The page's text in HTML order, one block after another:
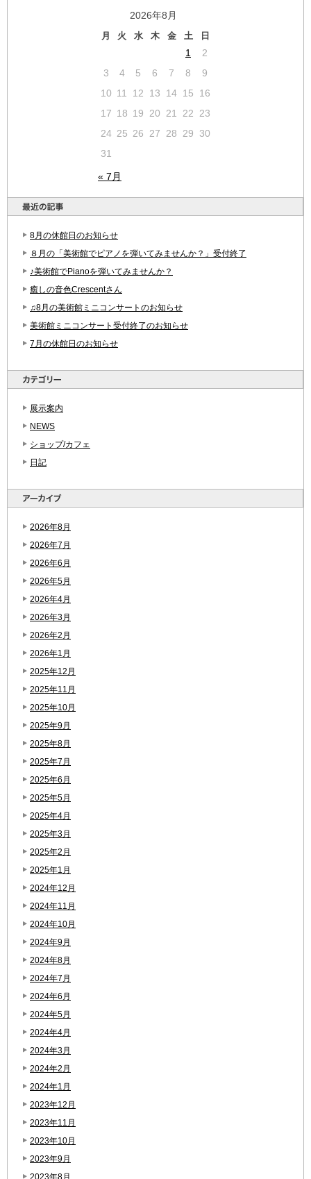
2026年8月
月 火 水 木 金 土 日
« 7月
1
2
3
4 5 6 7 8
9
10 11 12 13 14 15
16
17 18 19 20 21 22
23
24 25 26 27 28 29
30
31
8月の休館日のお知らせ
８月の「美術館でピアノを弾いてみませんか？」受付終了
♪美術館でPianoを弾いてみませんか？
癒しの音色Crescentさん
♫8月の美術館ミニコンサートのお知らせ
美術館ミニコンサート受付終了のお知らせ
7月の休館日のお知らせ
展示案内
NEWS
ショップ/カフェ
日記
2026年8月
2026年7月
2026年6月
2026年5月
2026年4月
2026年3月
2026年2月
2026年1月
2025年12月
2025年11月
2025年10月
2025年9月
2025年8月
2025年7月
2025年6月
2025年5月
2025年4月
2025年3月
2025年2月
2025年1月
2024年12月
2024年11月
2024年10月
2024年9月
2024年8月
2024年7月
2024年6月
2024年5月
2024年4月
2024年3月
2024年2月
2024年1月
2023年12月
2023年11月
2023年10月
2023年9月
2023年8月